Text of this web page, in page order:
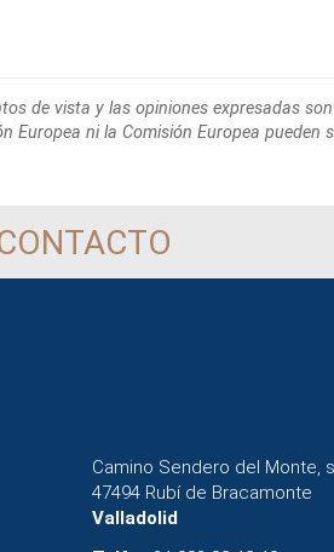
de vista y las opiniones expresadas
Europea ni la Comisión Europea pueden
Camino Sendero del Monte,
47494 Rubí de Bracamonte
Valladolid